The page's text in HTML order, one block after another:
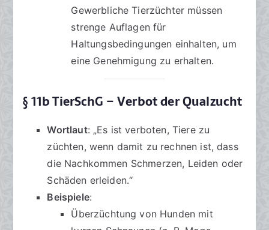
Gewerbliche Tierzüchter müssen
strenge Auflagen für
Haltungsbedingungen einhalten, um
eine Genehmigung zu erhalten.
§ 11b TierSchG – Verbot der Qualzucht
Wortlaut: „Es ist verboten, Tiere zu
züchten, wenn damit zu rechnen ist, dass
die Nachkommen Schmerzen, Leiden oder
Schäden erleiden.“
Beispiele:
Überzüchtung von Hunden mit